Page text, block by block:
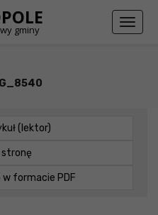
gminy
Toggle
(lektor)
stronę
formacie PDF